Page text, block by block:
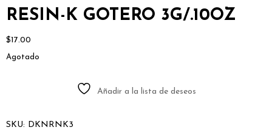
RESIN-K GOTERO 3G/.10OZ
$17.00
Agotado
Añadir a la lista de deseos
SKU: DKNRNK3